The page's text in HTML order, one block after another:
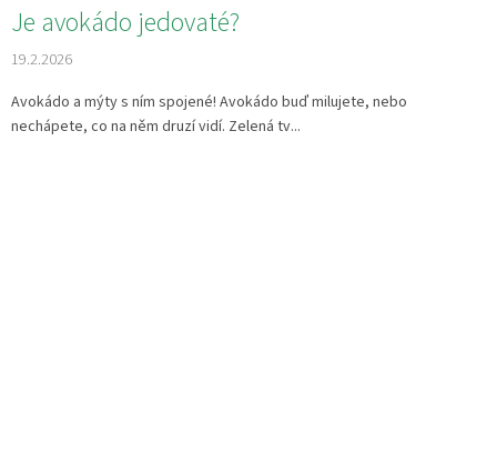
Je avokádo jedovaté?
19.2.2026
Avokádo a mýty s ním spojené! Avokádo buď milujete, nebo
nechápete, co na něm druzí vidí. Zelená tv...